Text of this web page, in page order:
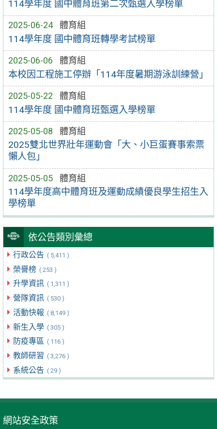
114學年度 國中體育班第二次甄選入學榜單
2025-06-24 體育組
114學年度 國中體育班轉學考試榜單
2025-06-06 體育組
本校因工程施工停辦「114年度暑期游泳訓練營」
2025-05-22 體育組
114學年度 國中體育班甄選入學榜單
2025-05-08 體育組
2025雙北世界壯年運動會「大、小巨蛋賽事索票
懶人包」
2025-05-05 體育組
114學年度高中體育班及運動成績優良學生招生入
學榜單
依公告類別彙總
行政公告 ( 5,411 )
榮譽榜 ( 253 )
升學資訊 ( 1,311 )
營隊資訊 ( 530 )
活動快報 ( 8,149 )
新生入學 ( 305 )
防疫專區 ( 116 )
教師研習 ( 3,276 )
系統公告 ( 29 )
網站安全政策